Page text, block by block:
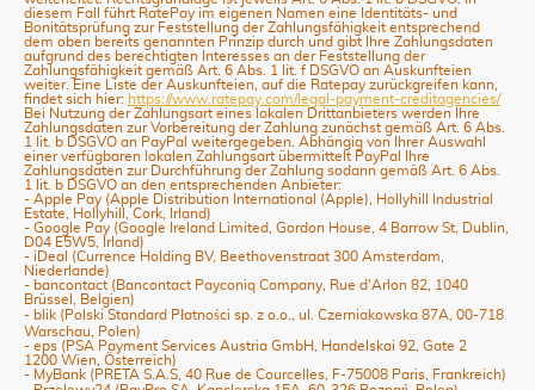
diesem Fall führt RatePay im eigenen Namen eine Identitäts- und
Bonitätsprüfung zur Feststellung der Zahlungsfähigkeit entsprechend
dem oben bereits genannten Prinzip durch und gibt Ihre Zahlungsdaten
aufgrund des berechtigten Interesses an der Feststellung der
Zahlungsfähigkeit gemäß Art. 6 Abs. 1 lit. f DSGVO an Auskunfteien
weiter. Eine Liste der Auskunfteien, auf die Ratepay zurückgreifen kann,
findet sich hier: https://www.ratepay.com/legal-payment-creditagencies/
Bei Nutzung der Zahlungsart eines lokalen Drittanbieters werden Ihre
Zahlungsdaten zur Vorbereitung der Zahlung zunächst gemäß Art. 6 Abs.
1 lit. b DSGVO an PayPal weitergegeben. Abhängig von Ihrer Auswahl
einer verfügbaren lokalen Zahlungsart übermittelt PayPal Ihre
Zahlungsdaten zur Durchführung der Zahlung sodann gemäß Art. 6 Abs.
1 lit. b DSGVO an den entsprechenden Anbieter:
- Apple Pay (Apple Distribution International (Apple), Hollyhill Industrial
Estate, Hollyhill, Cork, Irland)
- Google Pay (Google Ireland Limited, Gordon House, 4 Barrow St, Dublin,
D04 E5W5, Irland)
- iDeal (Currence Holding BV, Beethovenstraat 300 Amsterdam,
Niederlande)
- bancontact (Bancontact Payconiq Company, Rue d'Arlon 82, 1040
Brüssel, Belgien)
- blik (Polski Standard Płatności sp. z o.o., ul. Czerniakowska 87A, 00-718
Warschau, Polen)
- eps (PSA Payment Services Austria GmbH, Handelskai 92, Gate 2
1200 Wien, Österreich)
- MyBank (PRETA S.A.S, 40 Rue de Courcelles, F-75008 Paris, Frankreich)